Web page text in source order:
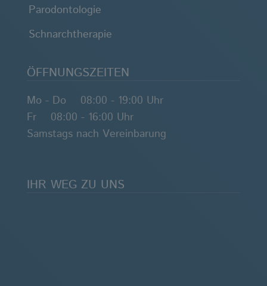
Parodontologie
Schnarchtherapie
ÖFFNUNGSZEITEN
Mo - Do 08:00 - 19:00 Uhr
Fr 08:00 - 16:00 Uhr
Samstags nach Vereinbarung
IHR WEG ZU UNS